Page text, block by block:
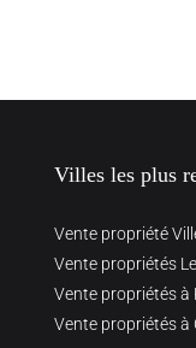
Villes les plus
Vente propriété
Vente propriétés
Vente propriétés à
Vente propriétés à